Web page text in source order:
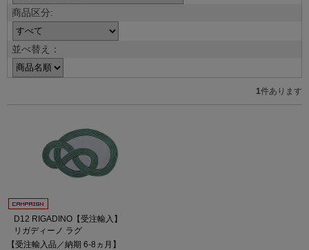
並べ替え：
1件あります
D12 RIGADINO【受注輸入】
リガディーノ ラグ
【受注輸入品／納期 6-8ヵ月】